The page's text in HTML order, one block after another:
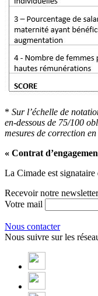
* Sur l’échelle de
en-dessous de 75/100
mesures de correction
« Contrat
La Cimade est
Recevoir notre newsletter
Votre mail
Nous contacter
Nous suivre sur les